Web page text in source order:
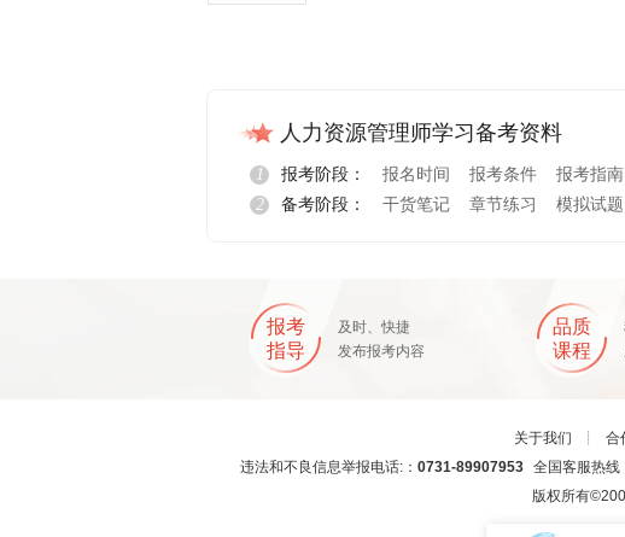
人力资源管理师学习备考资料
1 报考阶段： 报名时间 报考条件 报考指南
报名指导
2 备考阶段： 干货笔记 章节练习 模拟试题
报考
指导
及时、快捷
发布报考内容
品质
课程
关于我们 ┊ 合
违法和不良信息举报电话:： 0731-89907953全国客服热线
版权所有